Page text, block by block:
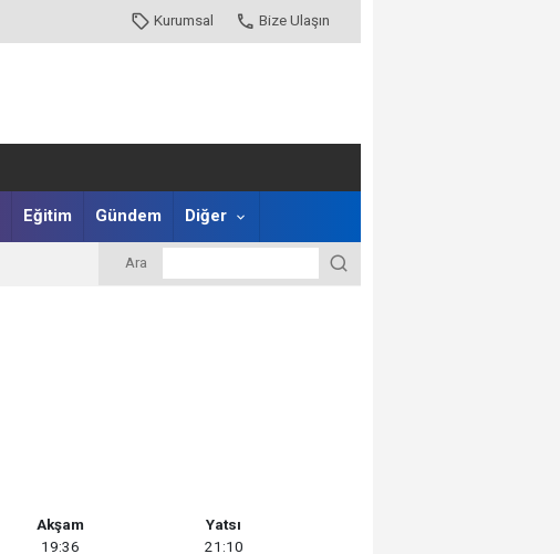
Kurumsal Bize Ulaşın
Eğitim Gündem Diğer
Ara
Akşam
19:36
Yatsı
21:10